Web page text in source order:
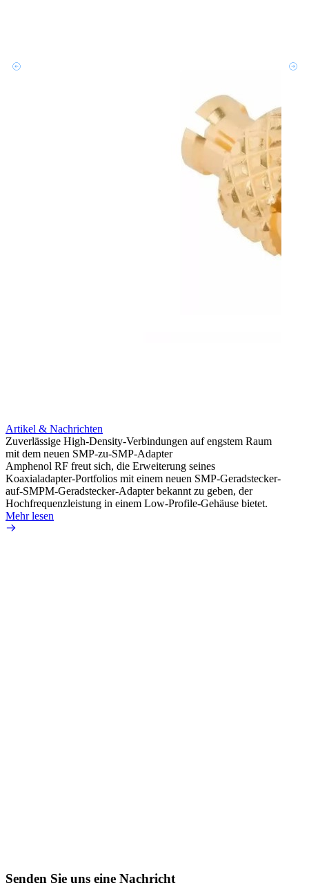
Artikel & Nachrichten
Zuverlässige High-Density-Verbindungen auf engstem Raum
mit dem neuen SMP-zu-SMP-Adapter
Amphenol RF freut sich, die Erweiterung seines
Koaxialadapter-Portfolios mit einem neuen SMP-Geradstecker-
auf-SMPM-Geradstecker-Adapter bekannt zu geben, der
Hochfrequenzleistung in einem Low-Profile-Gehäuse bietet.
Mehr lesen
Senden Sie uns eine Nachricht